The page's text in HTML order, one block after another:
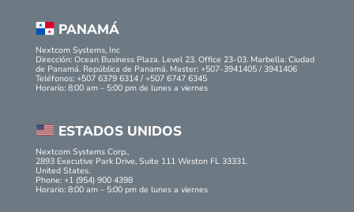
PANAMÁ
Nextcom Systems, Inc
Dirección: Ocean Business Plaza. Level 23. Office 23-03. Marbella. Ciudad
de Panamá. República de Panamá. Master: +507-3941405 / 3941406
Teléfonos: +507 6379 6314 / +507 6747 6345
Horario: 8:00 am – 5:00 pm de lunes a viernes
ESTADOS UNIDOS
Nextcom Systems Corp.,
2893 Executive Park Drive, Suite 111 Weston FL 33331.
United States.
Phone: +1 (954) 900 4398
Horario: 8:00 am – 5:00 pm de lunes a viernes